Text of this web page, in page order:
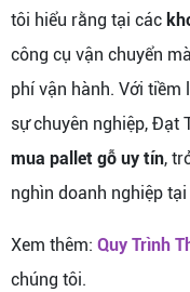
tôi hiểu rằng tại các
công cụ vận chuyển
phí vận hành. Với tiềm
sự chuyên nghiệp, Đạt
mua pallet gỗ uy tín,
nghìn doanh nghiệp
Xem thêm: Quy Trình
chúng tôi.